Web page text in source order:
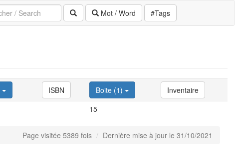
Mot / Word #Tags
ISBN Boite (1)
Inventaire
15
Page visitée 5389 fois Dernière mise à jour le 31/10/2021